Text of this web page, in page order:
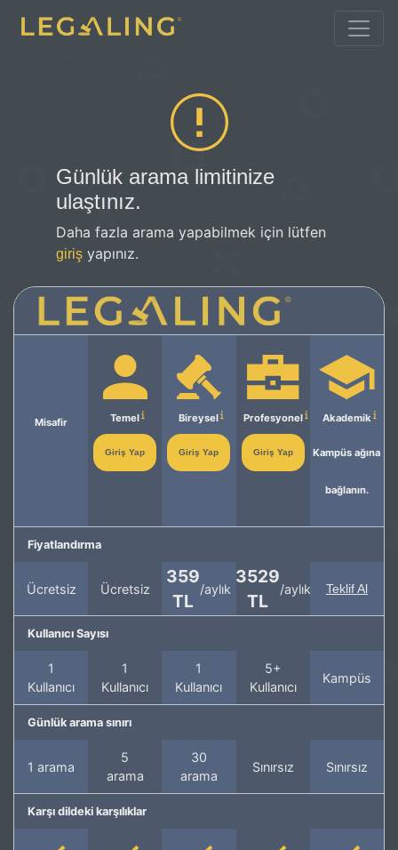
Günlük arama limitinize
ulaştınız.
Daha fazla arama yapabilmek için lütfen
giriş yapınız.
Misafir Temel
Giriş Yap
Bireysel
Giriş Yap
Profesyonel
Giriş Yap
Akademik
Kampüs ağına
bağlanın.
Fiyatlandırma
Ücretsiz Ücretsiz
359
TL
/aylık
3529
TL
/aylık Teklif Al
Kullanıcı Sayısı
1
Kullanıcı
1
Kullanıcı
1
Kullanıcı
5+
Kullanıcı
Kampüs
Günlük arama sınırı
1 arama
5
arama
30
arama
Sınırsız Sınırsız
Karşı dildeki karşılıklar